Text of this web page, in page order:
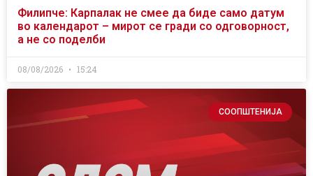
Филипче: Карпалак не смее да биде само датум
во календарот – мирот се гради со одговорност,
а не со поделби
08/08/2026 15:24
СООПШТЕНИЈА